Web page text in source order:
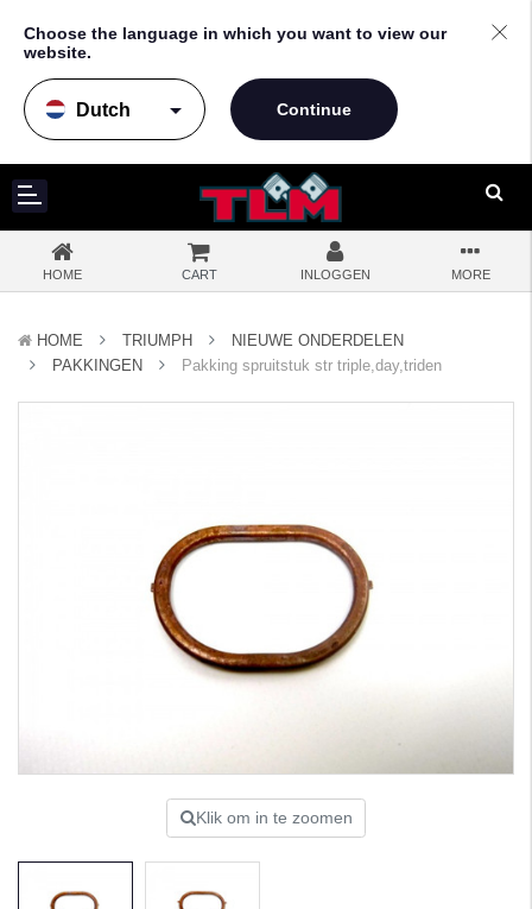
Choose the language in which you want to view our
website.
arrow_drop_down
HOME CART INLOGGEN MORE
HOME TRIUMPH
NIEUWE ONDERDELEN
PAKKINGEN
Pakking spruitstuk str triple,day,triden
Klik om in te zoomen